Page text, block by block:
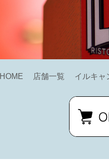
HOME 店舗一覧 イルキャ